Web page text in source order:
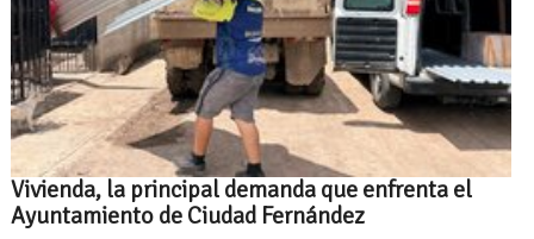
Vivienda, la principal demanda que enfrenta el
Ayuntamiento de Ciudad Fernández